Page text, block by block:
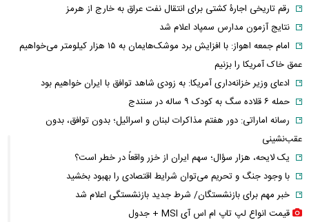
رقم تاریخی اجارۀ کشتی برای انتقال نفت عراق به خارج از هرمز
نتایج آزمون مدارس سمپاد اعلام شد
امام‌ جمعه اهواز: با افزایش برد موشک‌هایمان به ۱۵ هزار کیلومتر می‌خواهیم
عمق خاک آمریکا را بزنیم
ادعای وزیر خزانه‌داری آمریکا: به زودی شاهد توافق با ایران خواهیم بود
حمله ۶ قلاده سگ به کودک ۹ ساله در سنندج
رسانه اماراتی: دور هفتم مذاکرات لبنان و اسرائیل؛ بدون توافق، بدون
عقب‌نشینی
یک لایحه، هزار سؤال؛ سهم ایران از خزر واقعاً در خطر است؟
با وجود جنگ و تحریم می‌توان شرایط اقتصادی را بهبود بخشید
خبر مهم برای بازنشستگان/ شرط جدید بازنشستگی اعلام شد
قیمت انواع لپ تاپ ام اس آی MSI + جدول